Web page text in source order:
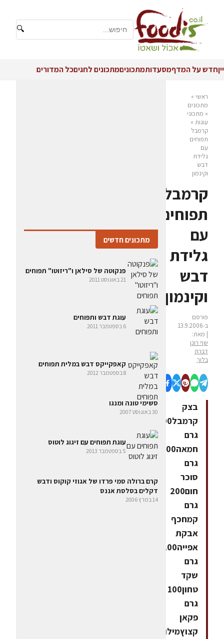
🔍
ייןחדש על המדףמסעדותמתכוניםמתכונים לחגיםכל המדורים
ראשי »
מתכונים
» מתכוני
עוגות »
קרמבל
תפוחים
עם
גלידת
דבש
וקינמון
קרמבל
תפוחים
עם
גלידת
דבש
וקינמון
פורסם
ב-13.9.2006
| מאת:
שף רונן
דברת
בלוך
בצק
קרמבל200
גרם
חמאה200
גרם
סוכר
חום200
גרם
קמחכף
אבקת
אפייה100
גרם
שקד
טחון100
גרם
פקאן
קצוץמילוי
מתכונים חדשים
פנקוטה של סילאן ו"ריזוטו" תפוחים
21 באוגוסט 2011
עוגת דבש ותפוחים
6 בספטמבר 2011
קאפקייקס דבש במלית תפוחים
8 בספטמבר 2012
סשימי טונה ומנגו
30 באוגוסט 2007
עוגת תפוחים עם זיגוג לוטוס
5 בספטמבר 2013
קרם ברולה סמי פרדו של אגוזי קוקוס ודבש
דקלים בסלסת אננס
14 במרץ 2006